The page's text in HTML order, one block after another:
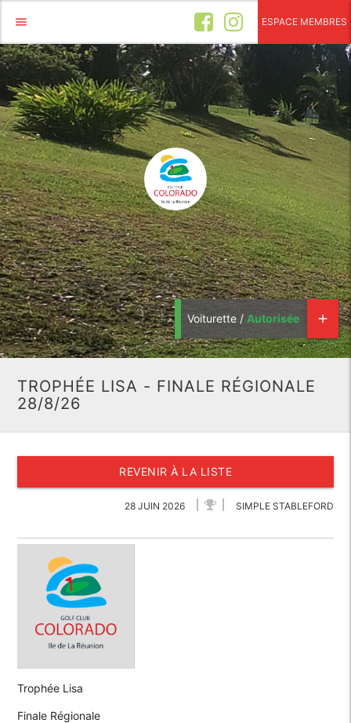
menu ESPACE MEMBRES
Voiturette / Autorisée add
TROPHÉE LISA - FINALE RÉGIONALE
28/8/26
REVENIR À LA LISTE
28 JUIN 2026 SIMPLE STABLEFORD
Trophée Lisa
Finale Régionale